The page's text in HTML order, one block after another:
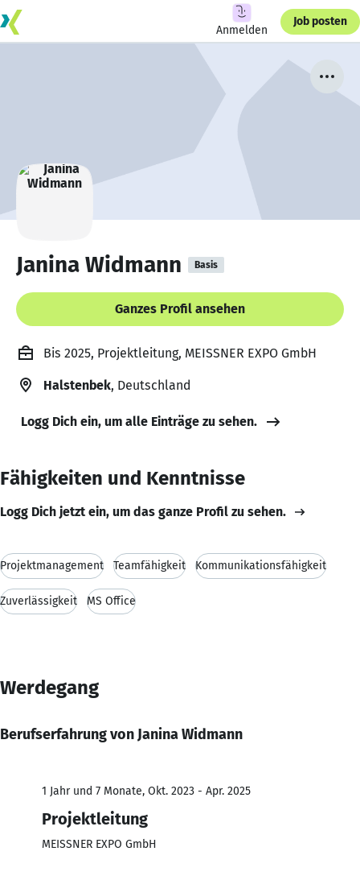
Anmelden
Job posten
Janina Widmann Basis
Ganzes Profil ansehen
Bis 2025, Projektleitung, MEISSNER EXPO GmbH
Halstenbek, Deutschland
Logg Dich ein, um alle Einträge zu sehen.
Fähigkeiten und Kenntnisse
Logg Dich jetzt ein, um das ganze Profil zu sehen.
Projektmanagement Teamfähigkeit Kommunikationsfähigkeit
Zuverlässigkeit MS Office
Werdegang
Berufserfahrung von Janina Widmann
1 Jahr und 7 Monate, Okt. 2023 - Apr. 2025
Projektleitung
MEISSNER EXPO GmbH